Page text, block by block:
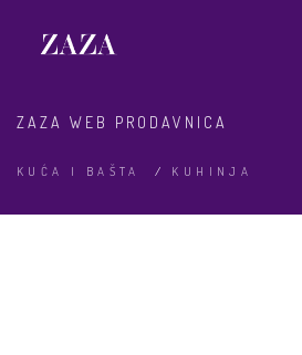
ZAZA WEB PRODAVNICA
KUĆA I BAŠTA / KUHINJA